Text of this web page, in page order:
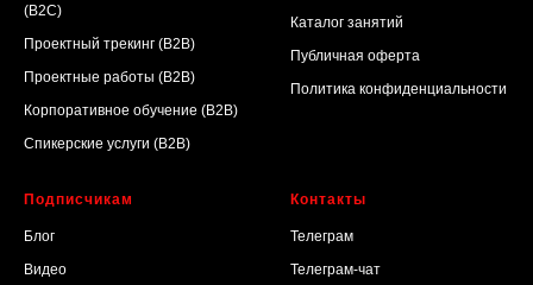
(B2C)
Проектный трекинг (B2B)
Проектные работы (B2B)
Корпоративное обучение (B2B)
Спикерские услуги (B2B)
Каталог занятий
Публичная оферта
Политика конфиденциальности
Подписчикам
Блог
Видео
Контакты
Телеграм
Телеграм-чат